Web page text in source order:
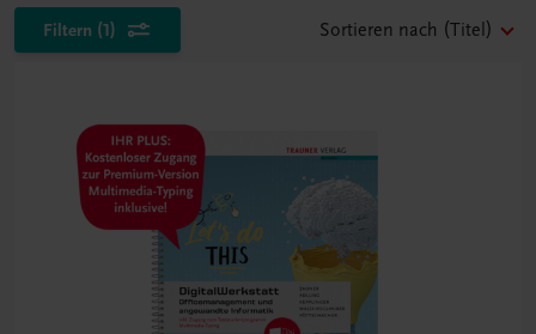
Filtern (1) Sortieren nach (Titel)